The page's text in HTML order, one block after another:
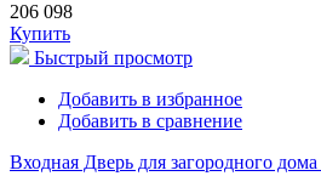
206 098
Купить
Быстрый просмотр
Добавить в избранное
Добавить в сравнение
Входная Дверь для загородного